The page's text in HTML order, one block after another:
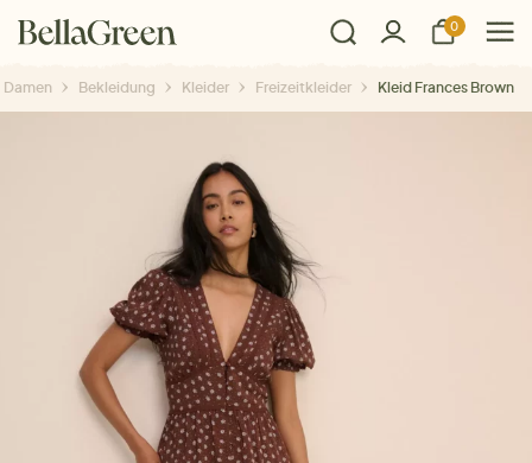
0
Damen Bekleidung Kleider Freizeitkleider Kleid Frances Brown